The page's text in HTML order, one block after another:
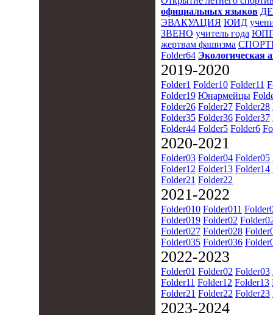
официальных языков
ЭВАКУАЦИЯ ЮИД
ЗВЕНО учитель года
жертвам фашизма
Folder64 Экологическая
2019-2020
Folder1 Folder10 Folder11
Folder19 Юнармейцы
Folder26 Folder27 Folder28
Folder35 Folder36 Folder37
Folder44 Folder5 Folder6
2020-2021
Folder03 Folder04 Folder05
Folder12 Folder13 Folder14
Folder21 Folder22
2021-2022
Folder010 Folder011
Folder019 Folder02
Folder027 Folder028
Folder035 Folder036
2022-2023
Folder01 Folder02 Folder03
Folder11 Folder12 Folder13
Folder21 Folder22 Folder23
2023-2024